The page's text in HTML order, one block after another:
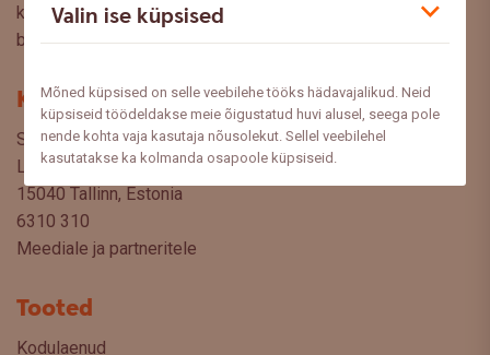
Valin ise küpsised
Mõned küpsised on selle veebilehe tööks hädavajalikud. Neid
küpsiseid töödeldakse meie õigustatud huvi alusel, seega pole
nende kohta vaja kasutaja nõusolekut. Sellel veebilehel
kasutatakse ka kolmanda osapoole küpsiseid.
küsimusi, ettepanekuid ja arvamusi, millistel teemadel siit
blogist lugeda sooviksite: meedia@swedbank.ee.
Kontakt
Swedbank AS
Liivalaia 34
15040 Tallinn, Estonia
6310 310
Meediale ja partneritele
Tooted
Kodulaenud